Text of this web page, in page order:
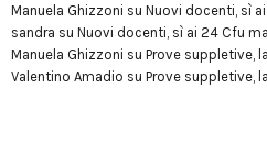
Manuela Ghizzoni su Nuovi docenti, sì
sandra su Nuovi docenti, sì ai 24 Cfu
Manuela Ghizzoni su Prove suppletive,
Valentino Amadio su Prove suppletive,